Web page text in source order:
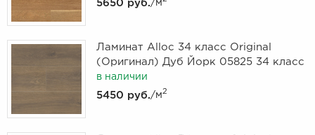
5650 руб. /м
Ламинат Alloc 34 класс Original
(Оригинал) Дуб Йорк 05825 34 класс
в наличии
5450 руб. /м 2